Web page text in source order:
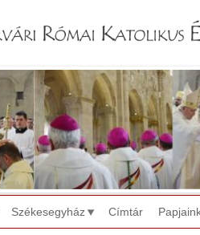
Székesegyház Címtár